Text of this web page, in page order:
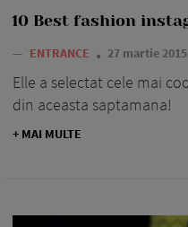
10 Best fashion
— ENTRANCE 27 martie 2015
Elle a selectat cele mai
din aceasta saptamana!
+ MAI MULTE